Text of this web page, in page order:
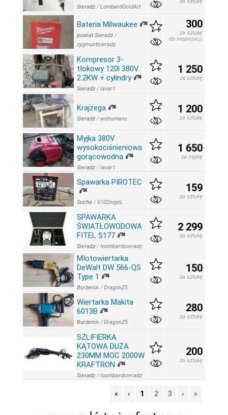
Sieradz /LombardGoldArt
Bateria Milwaukee
powiat Sieradz /
zygmuntsieradz
300
za sztukę
do negocjacji
Kompresor 3-
tłokowy 120l 380V
2.2KW + cylindry
Sieradz /lavar1
1 250
za sztukę
Krajzega
Sieradz /wohumano
1 200
za sztukę
Myjka 380V
wysokociśnieniowa
gorącowodna
Sieradz /lavar1
1 650
za myjkę
Spawarka PIROTEC
Sucha /6102nigoL
159
za sztukę
SPAWARKA
ŚWIATŁOWODOWA
FITEL S177
Sieradz /loombardsieradz
2 299
za sztukę
Młotowiertarka
DeWalt DW 566-QS
Type 1
Burzenin /DragonZ5
150
za sztukę
Wiertarka Makita
6013B
Burzenin /DragonZ5
280
za sztukę
SZLIFIERKA
KĄTOWA DUŻA
230MM MOC 2000W
KRAFTRON
Sieradz /loombardsieradz
200
za sztukę
« ‹ 1 2 3 › »